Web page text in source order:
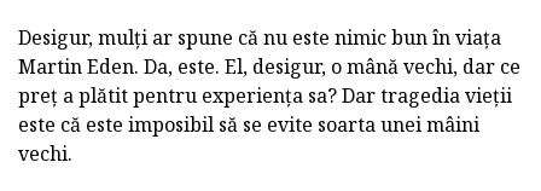
Desigur, mulți ar spune că nu este nimic bun în viața
Martin Eden. Da, este. El, desigur, o mână vechi, dar ce
preț a plătit pentru experiența sa? Dar tragedia vieții
este că este imposibil să se evite soarta unei mâini
vechi.